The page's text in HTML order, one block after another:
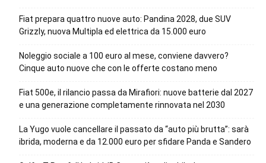
Fiat prepara quattro nuove auto: Pandina 2028, due SUV
Grizzly, nuova Multipla ed elettrica da 15.000 euro
Noleggio sociale a 100 euro al mese, conviene davvero?
Cinque auto nuove che con le offerte costano meno
Fiat 500e, il rilancio passa da Mirafiori: nuove batterie dal 2027
e una generazione completamente rinnovata nel 2030
La Yugo vuole cancellare il passato da “auto più brutta”: sarà
ibrida, moderna e da 12.000 euro per sfidare Panda e Sandero